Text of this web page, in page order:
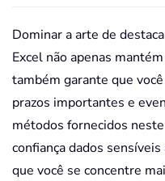
Dominar a arte de
Excel não apenas
também garante que
prazos importantes e
métodos fornecidos
confiança dados
que você se concentre